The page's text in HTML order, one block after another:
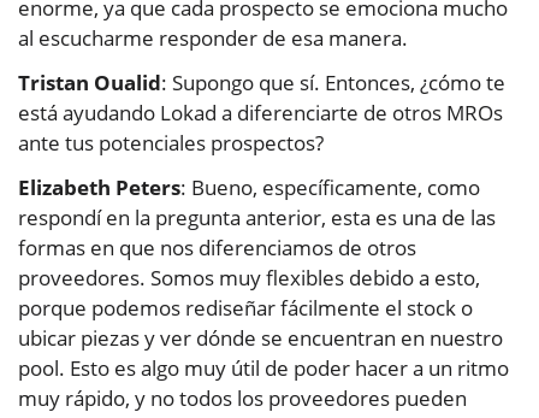
enorme, ya que cada prospecto se emociona mucho
al escucharme responder de esa manera.
Tristan Oualid: Supongo que sí. Entonces, ¿cómo te
está ayudando Lokad a diferenciarte de otros MROs
ante tus potenciales prospectos?
Elizabeth Peters: Bueno, específicamente, como
respondí en la pregunta anterior, esta es una de las
formas en que nos diferenciamos de otros
proveedores. Somos muy flexibles debido a esto,
porque podemos rediseñar fácilmente el stock o
ubicar piezas y ver dónde se encuentran en nuestro
pool. Esto es algo muy útil de poder hacer a un ritmo
muy rápido, y no todos los proveedores pueden